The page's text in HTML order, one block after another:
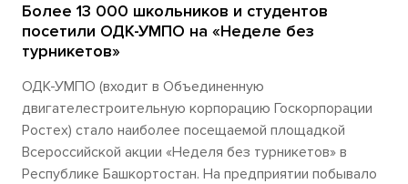
Более 13 000 школьников и студентов
посетили ОДК-УМПО на «Неделе без
турникетов»
ОДК-УМПО (входит в Объединенную
двигателестроительную корпорацию Госкорпорации
Ростех) стало наиболее посещаемой площадкой
Всероссийской акции «Неделя без турникетов» в
Республике Башкортостан. На предприятии побывало